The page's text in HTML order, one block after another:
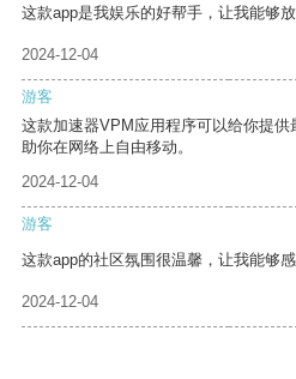
这款app是我娱乐的好帮手，让我能够
2024-12-04
游客
这款加速器VPM应用程序可以给你提
助你在网络上自由移动。
2024-12-04
游客
这款app的社区氛围很温馨，让我能够感
2024-12-04